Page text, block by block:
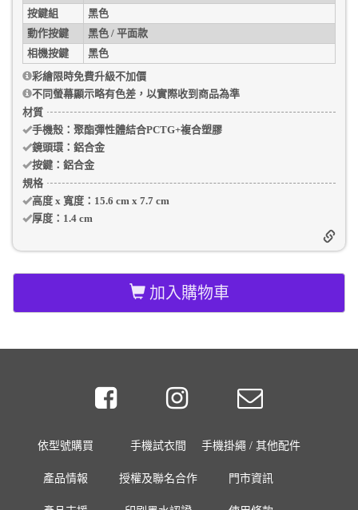
按鍵組
黑色
動作按鍵
黑色 / 平面款
相機按鍵
黑色
彩繪限時免費升級不加價
不同螢幕顯示略有色差，以實際收到商品為準
材質
手機殼：聚酯彈性體結合PCTG+複合塑膠
鏡頭環： 鋁合金
按鍵： 鋁合金
規格
高度 x 寬度： 15.6 cm x 7.7 cm
厚度： 1.4 cm
加入購物車
依型號購買 手機試衣間 手機掛繩 / 其他配件
產品情報 授權及聯名合作 門市資訊